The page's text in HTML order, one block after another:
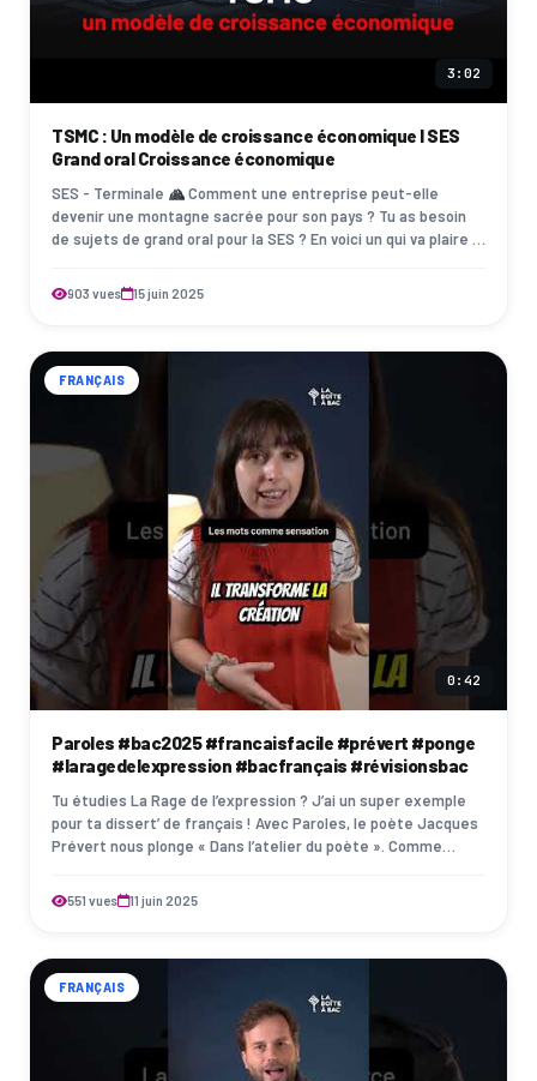
3:02
TSMC : Un modèle de croissance économique I SES
Grand oral Croissance économique
SES - Terminale
Comment une entreprise peut-elle
devenir une montagne sacrée pour son pays ? Tu as besoin
de sujets de grand oral pour la SES ? En voici un qui va plaire à
903 vues 15 juin 2025
FRANÇAIS
0:42
Paroles #bac2025 #francaisfacile #prévert #ponge
#laragedelexpression #bacfrançais #révisionsbac
Tu étudies La Rage de l’expression ? J’ai un super exemple
pour ta dissert’ de français ! Avec Paroles, le poète Jacques
Prévert nous plonge « Dans l’atelier du poète ». Comme
551 vues 11 juin 2025
FRANÇAIS